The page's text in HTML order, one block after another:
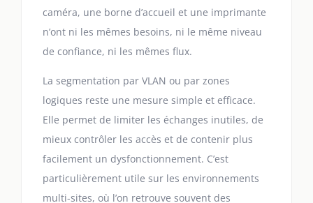
caméra, une borne d’accueil et une imprimante
n’ont ni les mêmes besoins, ni le même niveau
de confiance, ni les mêmes flux.
La segmentation par VLAN ou par zones
logiques reste une mesure simple et efficace.
Elle permet de limiter les échanges inutiles, de
mieux contrôler les accès et de contenir plus
facilement un dysfonctionnement. C’est
particulièrement utile sur les environnements
multi-sites, où l’on retrouve souvent des